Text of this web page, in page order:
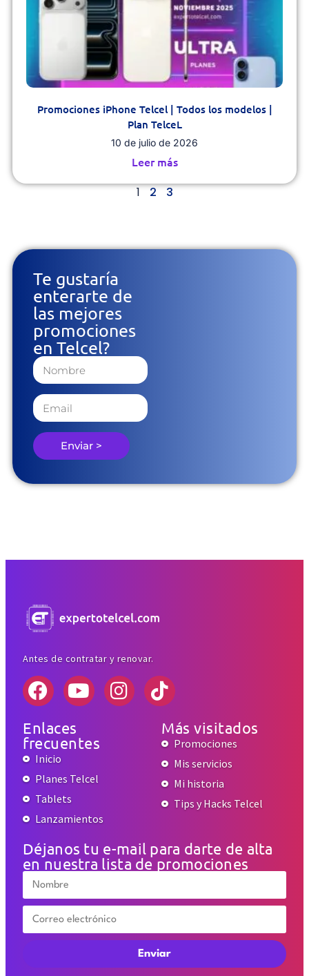
Promociones iPhone Telcel | Todos los modelos |
Plan TelceL
10 de julio de 2026
Leer más
1 2 3
Te gustaría
enterarte de
las mejores
promociones
en Telcel?
Enviar >
Antes de contratar y renovar.
Enlaces
frecuentes
Inicio
Planes Telcel
Tablets
Lanzamientos
Más visitados
Promociones
Mis servicios
Mi historia
Tips y Hacks Telcel
Déjanos tu e-mail para darte de alta
en nuestra lista de promociones
Enviar